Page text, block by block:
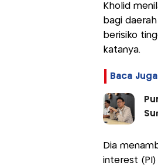
Kholid
bagi
berisiko
katanya.
Baca
Dia
interest (PI)